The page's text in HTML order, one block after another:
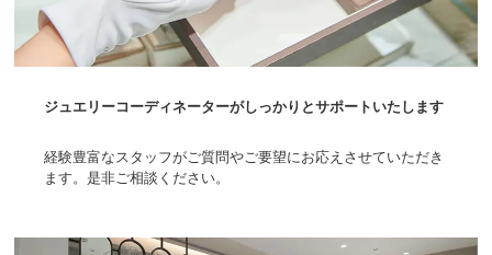
ジュエリーコーディネーターがしっかりとサポートいたします
経験豊富なスタッフがご質問やご要望にお応えさせていただき
ます。是非ご相談ください。